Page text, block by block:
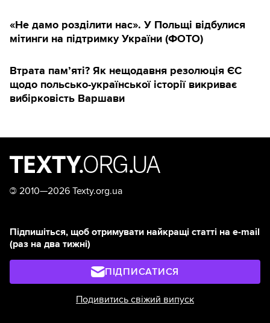
«Не дамо розділити нас». У Польщі відбулися
мітинги на підтримку України (ФОТО)
Втрата пам’яті? Як нещодавня резолюція ЄС
щодо польсько-української історії викриває
вибірковість Варшави
© 2010—2026 Texty.org.ua
Підпишіться, щоб отримувати найкращі статті на e-mail
(раз на два тижні)
ПІДПИСАТИСЯ
Подивитись свіжий випуск